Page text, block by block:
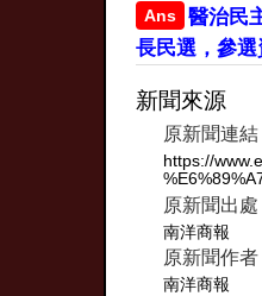
Ans
醫治民
長民選，參
新聞來源
原新聞連結
https://
原新聞出處
南洋商報
原新聞作者
南洋商報